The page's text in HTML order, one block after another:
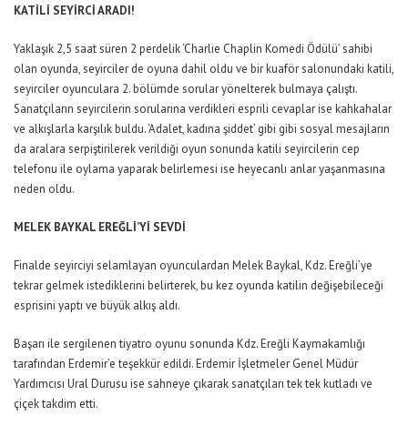
KATİLİ SEYİRCİ ARADI!
Yaklaşık 2,5 saat süren 2 perdelik ‘Charlie Chaplin Komedi Ödülü’ sahibi
olan oyunda, seyirciler de oyuna dahil oldu ve bir kuaför salonundaki katili,
seyirciler oyunculara 2. bölümde sorular yönelterek bulmaya çalıştı.
Sanatçıların seyircilerin sorularına verdikleri esprili cevaplar ise kahkahalar
ve alkışlarla karşılık buldu. ‘Adalet, kadına şiddet’ gibi gibi sosyal mesajların
da aralara serpiştirilerek verildiği oyun sonunda katili seyircilerin cep
telefonu ile oylama yaparak belirlemesi ise heyecanlı anlar yaşanmasına
neden oldu.
MELEK BAYKAL EREĞLİ’Yİ SEVDİ
Finalde seyirciyi selamlayan oyunculardan Melek Baykal, Kdz. Ereğli’ye
tekrar gelmek istediklerini belirterek, bu kez oyunda katilin değişebileceği
esprisini yaptı ve büyük alkış aldı.
Başarı ile sergilenen tiyatro oyunu sonunda Kdz. Ereğli Kaymakamlığı
tarafından Erdemir’e teşekkür edildi. Erdemir İşletmeler Genel Müdür
Yardımcısı Ural Durusu ise sahneye çıkarak sanatçıları tek tek kutladı ve
çiçek takdim etti.